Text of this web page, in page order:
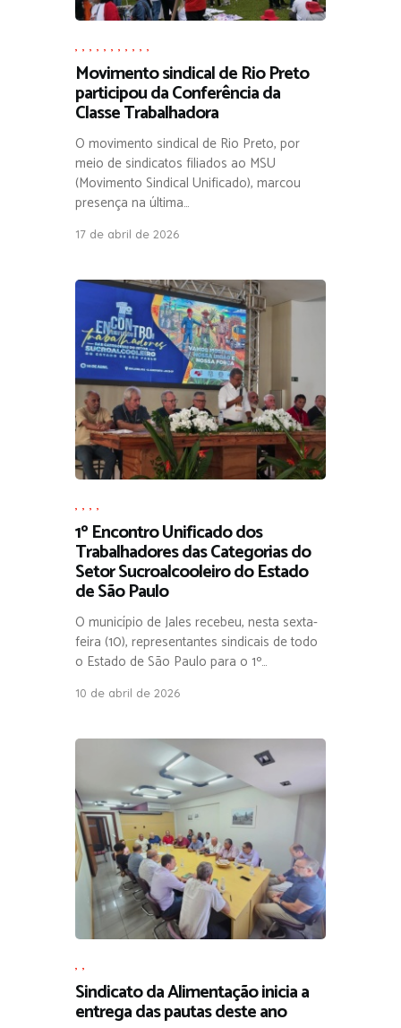
Movimento sindical de Rio Preto
participou da Conferência da
Classe Trabalhadora
O movimento sindical de Rio Preto, por
meio de sindicatos filiados ao MSU
(Movimento Sindical Unificado), marcou
presença na última…
17 de abril de 2026
, , , ,
1º Encontro Unificado dos
Trabalhadores das Categorias do
Setor Sucroalcooleiro do Estado
de São Paulo
O município de Jales recebeu, nesta sexta-
feira (10), representantes sindicais de todo
o Estado de São Paulo para o 1º…
10 de abril de 2026
Sindicato da Alimentação inicia a
entrega das pautas deste ano